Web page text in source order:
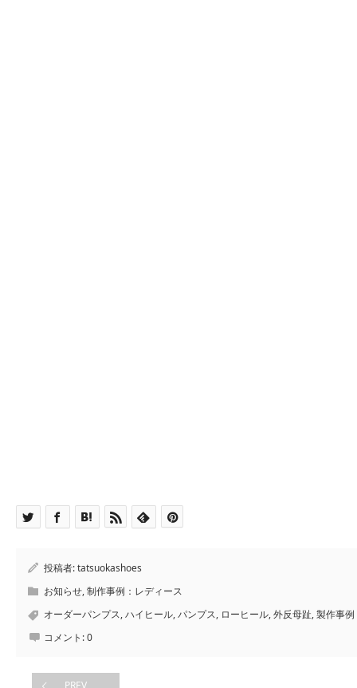
投稿者:tatsuokashoes
お知らせ,制作事例：レディース
オーダーパンプス,ハイヒール,パンプス, ローヒール,外反母趾,製作事例
コメント:0
PREV